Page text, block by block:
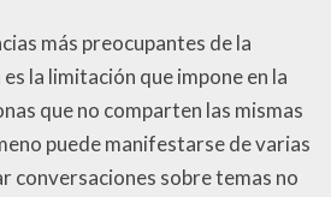
más preocupantes de la
es la limitación que impone en la
que no comparten las mismas
puede manifestarse de varias
conversaciones sobre temas no